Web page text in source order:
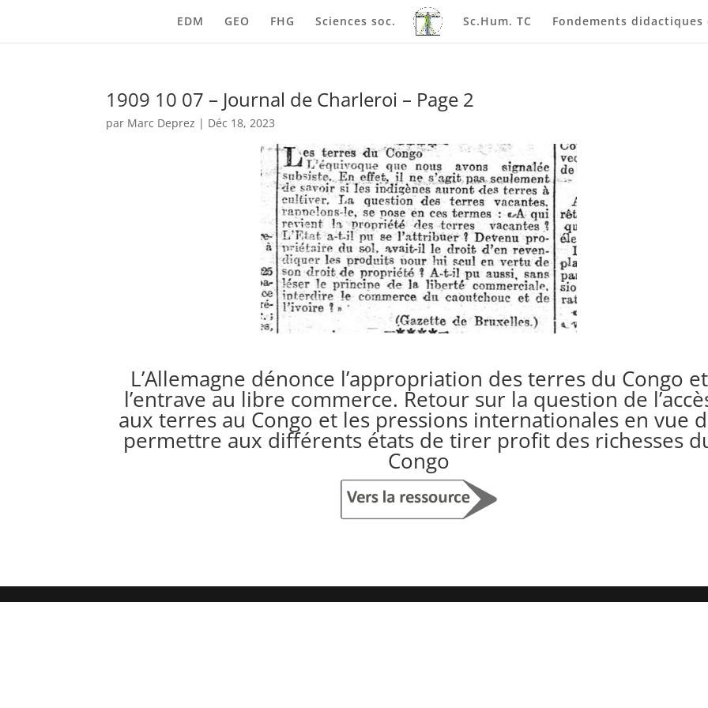
EDM GEO FHG Sciences soc. Sc.Hum. TC Fondements
1909 10 07 – Journal de Charleroi – Page 2
par Marc Deprez | Déc 18, 2023
L’Allemagne dénonce l’appropriation des terres du Congo et
l’entrave au libre commerce. Retour sur la question de
aux terres au Congo et les pressions internationales en vue
permettre aux différents états de tirer profit des richesses
Congo